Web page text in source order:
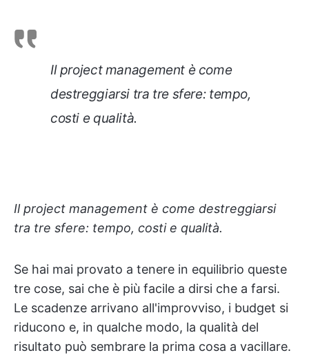
Il project management è come
destreggiarsi tra tre sfere: tempo,
costi e qualità.
Il project management è come destreggiarsi
tra tre sfere: tempo, costi e qualità.
Se hai mai provato a tenere in equilibrio queste
tre cose, sai che è più facile a dirsi che a farsi.
Le scadenze arrivano all'improvviso, i budget si
riducono e, in qualche modo, la qualità del
risultato può sembrare la prima cosa a vacillare.